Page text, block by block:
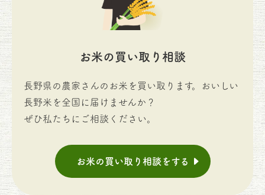
お米の買い取り相談
長野県の農家さんのお米を買い取ります。おいしい
長野米を全国に届けませんか？
ぜひ私たちにご相談ください。
お米の買い取り相談をする